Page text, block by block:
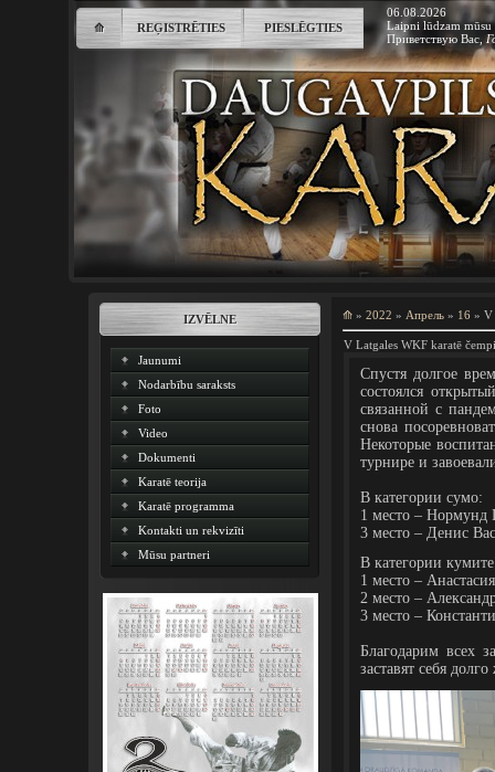
⟰ REĢISTRĒTIES PIESLĒGTIES
06.08.2026
Laipni lūdzam mūsu
Приветствую Вас ,
IZVĒLNE
Jaunumi
Nodarbību saraksts
Foto
Video
Dokumenti
Karatē teorija
Karatē programma
Kontakti un rekvizīti
Mūsu partneri
⟰ » 2022 » Апрель » 16 » V
V Latgales WKF karatē
Спустя долгое
состоялся
связанной с
снова
Некоторые
турнире и
В категории сумо:
1 место – Нормунд
3 место – Денис
В категории
1 место –
2 место –
3 место –
Благодарим всех
заставят себя